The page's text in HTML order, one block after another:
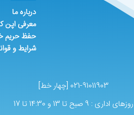
درباره ما
معرفی اپن
حفظ
شرایط و
021-91011903 [چهار خط]
روزهای اداری : 9 صبح تا 13 و 14:30 تا 17